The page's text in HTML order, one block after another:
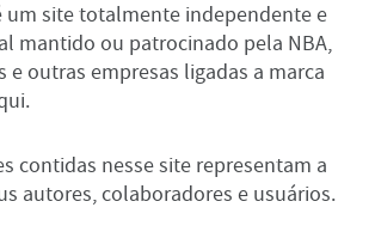
um site totalmente independente e
mantido ou patrocinado pela NBA,
e outras empresas ligadas a marca
contidas nesse site representam a
autores, colaboradores e usuários.